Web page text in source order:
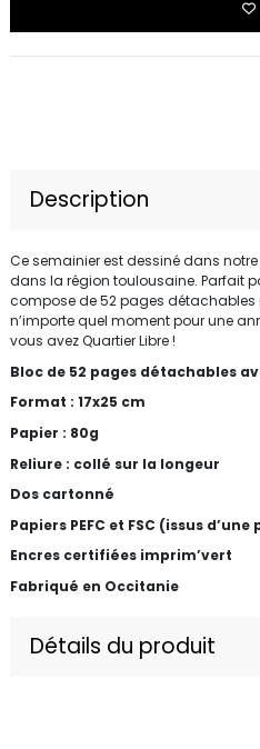
Description
Ce semainier est dessiné dans
dans la région toulousaine. Parfait
compose de 52 pages détachables
n’importe quel moment pour une
vous avez Quartier Libre !
Bloc de 52 pages détachables
Format : 17x25 cm
Papier : 80g
Reliure : collé sur la longeur
Dos cartonné
Papiers PEFC et FSC (issus
Encres certifiées imprim’vert
Fabriqué en Occitanie
Détails du produit